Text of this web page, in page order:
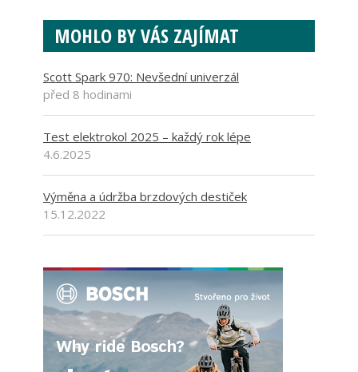
MOHLO BY VÁS ZAJÍMAT
Scott Spark 970: Nevšední univerzál
před 8 hodinami
Test elektrokol 2025 – každý rok lépe
4.6.2025
Výměna a údržba brzdových destiček
15.12.2022